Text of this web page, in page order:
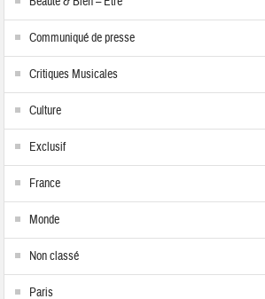
Communiqué de presse
Critiques Musicales
Culture
Exclusif
France
Monde
Non classé
Paris